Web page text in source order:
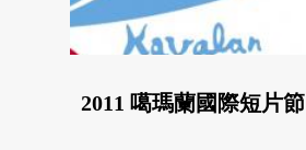
2011 噶瑪蘭國際短片節